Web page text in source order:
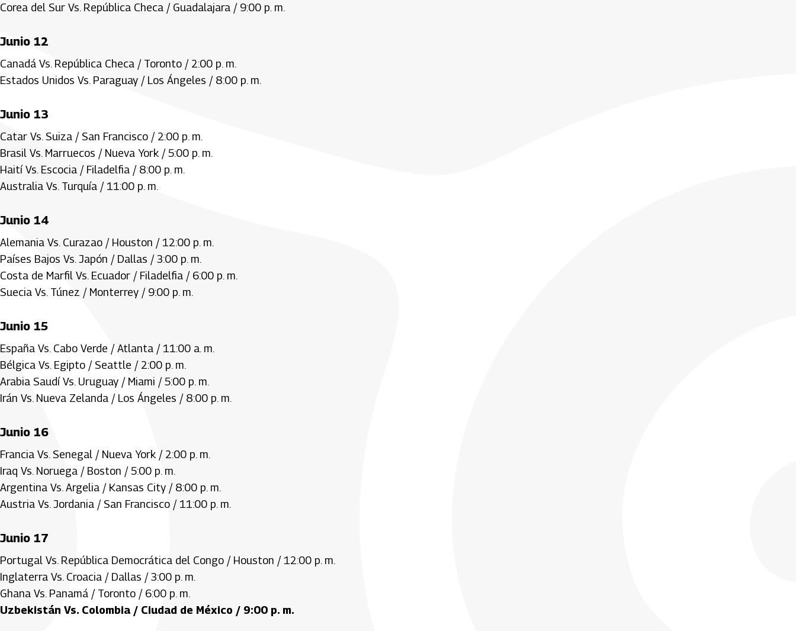
Corea del Sur Vs. República Checa / Guadalajara / 9:00 p. m.
Junio 12
Canadá Vs. República Checa / Toronto / 2:00 p. m.
Estados Unidos Vs. Paraguay / Los Ángeles / 8:00 p. m.
Junio 13
Catar Vs. Suiza / San Francisco / 2:00 p. m.
Brasil Vs. Marruecos / Nueva York / 5:00 p. m.
Haití Vs. Escocia / Filadelfia / 8:00 p. m.
Australia Vs. Turquía / 11:00 p. m.
Junio 14
Alemania Vs. Curazao / Houston / 12:00 p. m.
Países Bajos Vs. Japón / Dallas / 3:00 p. m.
Costa de Marfil Vs. Ecuador / Filadelfia / 6:00 p. m.
Suecia Vs. Túnez / Monterrey / 9:00 p. m.
Junio 15
España Vs. Cabo Verde / Atlanta / 11:00 a. m.
Bélgica Vs. Egipto / Seattle / 2:00 p. m.
Arabia Saudí Vs. Uruguay / Miami / 5:00 p. m.
Irán Vs. Nueva Zelanda / Los Ángeles / 8:00 p. m.
Junio 16
Francia Vs. Senegal / Nueva York / 2:00 p. m.
Iraq Vs. Noruega / Boston / 5:00 p. m.
Argentina Vs. Argelia / Kansas City / 8:00 p. m.
Austria Vs. Jordania / San Francisco / 11:00 p. m.
Junio 17
Portugal Vs. República Democrática del Congo / Houston / 12:00 p. m.
Inglaterra Vs. Croacia / Dallas / 3:00 p. m.
Ghana Vs. Panamá / Toronto / 6:00 p. m.
Uzbekistán Vs. Colombia / Ciudad de México / 9:00 p. m.